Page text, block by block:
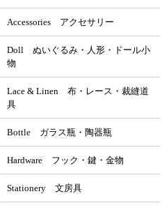
Accessories アクセサリー
Doll ぬいぐるみ・人形・ドール小
物
Lace & Linen 布・レース・裁縫道
具
Bottle ガラス瓶・陶器瓶
Hardware フック・鍵・金物
Stationery 文房具